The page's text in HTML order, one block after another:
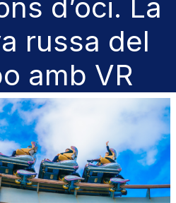
d’oci. La
russa del
amb VR